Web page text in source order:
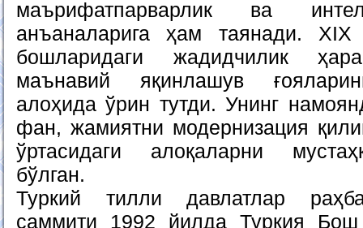
маърифатпарварлик ва
анъаналарига ҳам таянади.
бошларидаги жадидчилик
маънавий яқинлашув
алоҳида ўрин тутди. Унинг
фан, жамиятни модернизация
ўртасидаги алоқаларни
бўлган.
Туркий тилли давлатлар
саммити 1992 йилда Туркия Бош